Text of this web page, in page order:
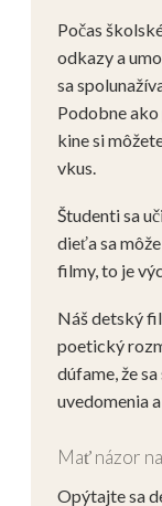
Počas
odkazy a
sa
Podobne
kine si
vkus.
Študenti sa
dieťa sa
filmy, to je
Náš detský
poetický
dúfame, že
uvedomenia
Mať názor
Opýtajte sa